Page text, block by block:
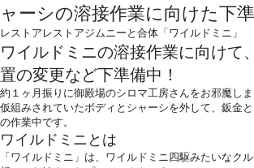
ャーシの溶接作業に向けた下準
レストアレストアジムニーと合体「ワイルドミニ」
ワイルドミニの溶接作業に向けて
置の変更など下準備中！
約１ヶ月振りに御殿場のシロマ工房さんをお邪魔しま
仮組みされていたボディとシャーシを外して、鈑金
の作業中です。
ワイルドミニとは
「ワイルドミニ」は、ワイルドミニ四駆みたいなク